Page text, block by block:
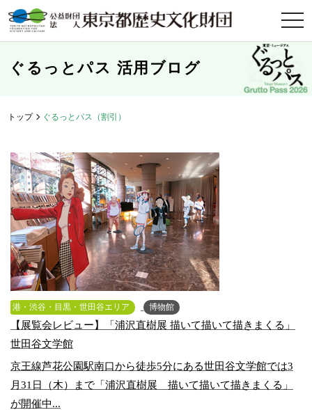
t
o
l
e
n
a
ぐるっとパス 活用ブログ
トップ ぐるっとパス（割引）
港・渋谷・目黒・世田谷エリア 博物館
【展覧会レビュー】「浦沢直樹展 描いて描いて描きまくる」
世田谷文学館
京王線芦花公園駅南口から徒歩5分にある世田谷文学館では3
月31日（木）まで「浦沢直樹展 描いて描いて描きまくる」
が開催中...